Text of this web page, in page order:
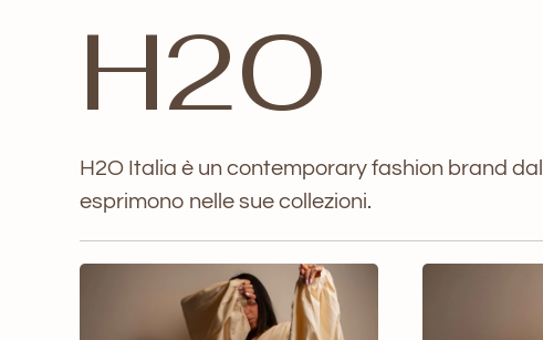
H2O
H2O Italia è un contemporary fashion brand
esprimono nelle sue collezioni.